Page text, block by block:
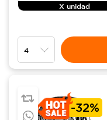
X unidad
-32%